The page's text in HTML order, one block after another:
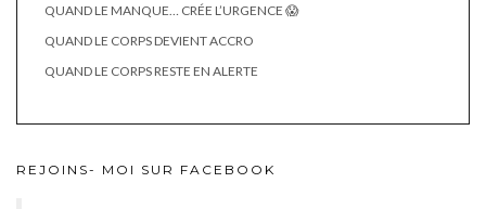
QUAND LE MANQUE… CRÉE L’URGENCE 😱
QUAND LE CORPS DEVIENT ACCRO
QUAND LE CORPS RESTE EN ALERTE
REJOINS- MOI SUR FACEBOOK